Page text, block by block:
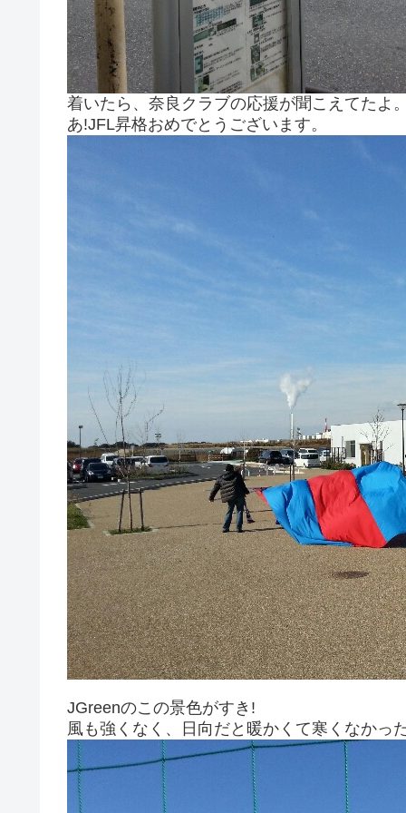
着いたら、奈良クラブの応援が聞こえてたよ
あ!JFL昇格おめでとうございます。
JGreenのこの景色がすき!
風も強くなく、日向だと暖かくて寒くなかっ